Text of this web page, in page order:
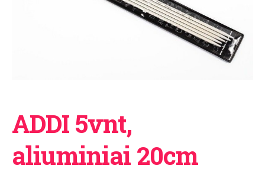
ADDI 5vnt,
aliuminiai 20cm